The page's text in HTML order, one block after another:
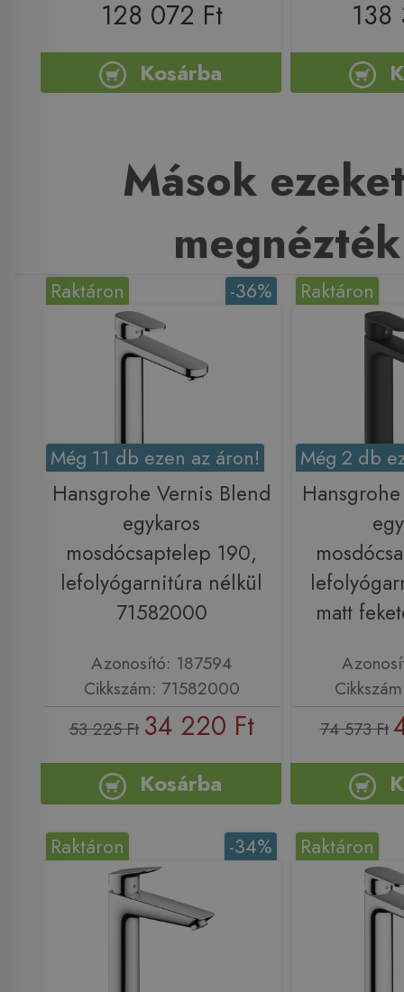
128 072 Ft
Kosárba
138
Mások
megnézték
-36%
Raktáron
Még 11 db ezen az áron!
Hansgrohe Vernis Blend
egykaros
mosdócsaptelep 190,
lefolyógarnitúra nélkül
71582000
Azonosító: 187594
Cikkszám: 71582000
53 225 Ft 34 220 Ft
Kosárba
Raktáron
Még 2 db
matt
74 573 Ft
-34%
Raktáron Raktáron